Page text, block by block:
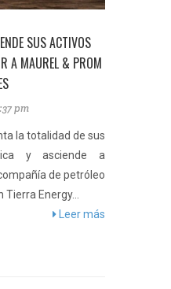
SUS ACTIVOS
A MAUREL & PROM
pm
la totalidad de sus
y asciende a
de petróleo
Energy...
Leer más
to Deep Sea